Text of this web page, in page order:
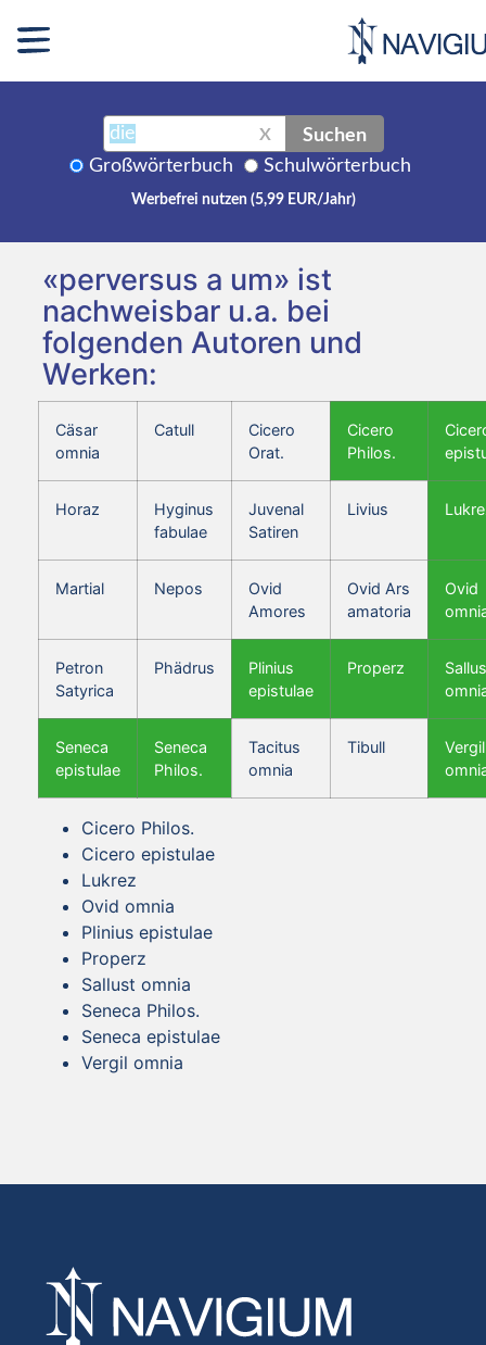
X Suchen
Großwörterbuch Schulwörterbuch
Werbefrei nutzen (5,99 EUR/Jahr)
«perversus a um» ist
nachweisbar u.a. bei
folgenden Autoren und
Werken:
Cäsar
omnia
Catull
Cicero
Orat.
Cicero
Philos.
Horaz
Hyginus
fabulae
Juvenal
Satiren
Livius
Martial Nepos
Ovid
Amores
Ovid Ars
amatoria
Ovid
Petron
Satyrica
Phädrus
Plinius
epistulae
Properz
Seneca
epistulae
Seneca
Philos.
Tacitus
omnia
Tibull
Vergil
Cicero Philos.
Cicero epistulae
Lukrez
Ovid omnia
Plinius epistulae
Properz
Sallust omnia
Seneca Philos.
Seneca epistulae
Vergil omnia